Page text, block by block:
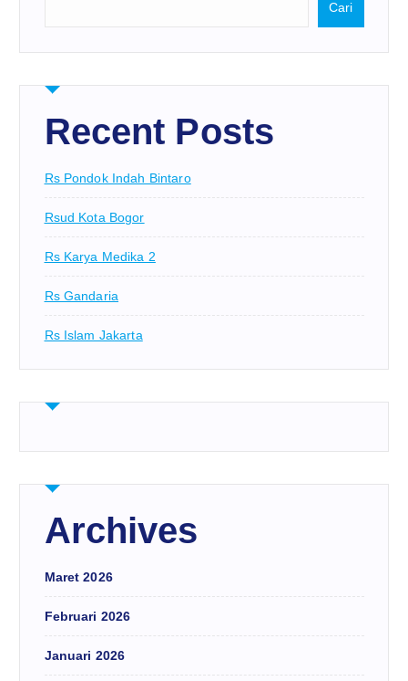
Cari
Recent Posts
Rs Pondok Indah Bintaro
Rsud Kota Bogor
Rs Karya Medika 2
Rs Gandaria
Rs Islam Jakarta
Archives
Maret 2026
Februari 2026
Januari 2026